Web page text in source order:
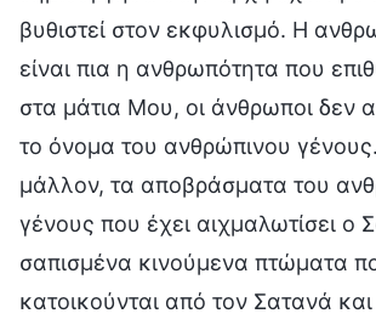
βυθιστεί στον εκφυλισμό. Η
είναι πια η ανθρωπότητα που
στα μάτια Μου, οι άνθρωποι δεν
το όνομα του ανθρώπινου γένους.
μάλλον, τα αποβράσματα του
γένους που έχει αιχμαλωτίσει ο
σαπισμένα κινούμενα πτώματα
κατοικούνται από τον Σατανά